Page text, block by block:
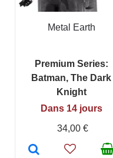
Metal Earth
Premium Series:
Batman, The Dark
Knight
Dans 14 jours
34,00 €